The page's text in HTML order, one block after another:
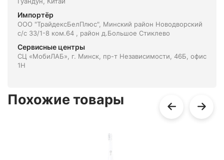
Импортёр
ООО "ТрайдексБелПлюс", Минский район Новодворский
с/с 33/1-8 ком.64 , район д.Большое Стиклево
Сервисные центры
СЦ «МобиЛАБ», г. Минск, пр-т Независимости, 46Б, офис
1Н
Похожие товары